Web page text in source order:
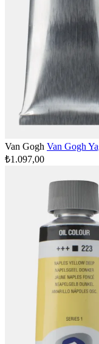
Van Gogh Van Gogh
₺1.097,00